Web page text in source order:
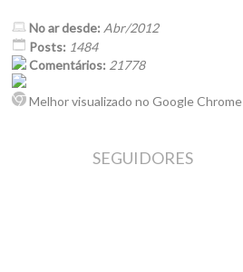
No ar desde: Abr/2012
Posts: 1484
Comentários: 21778
Melhor visualizado no Google Chrome
SEGUIDORES